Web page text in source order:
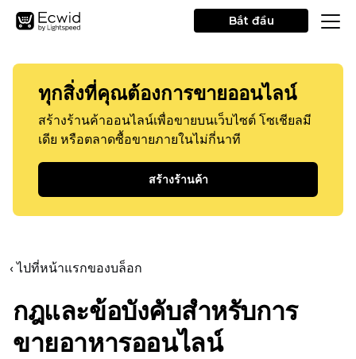
Bắt đầu
ทุกสิ่งที่คุณต้องการขายออนไลน์
สร้างร้านค้าออนไลน์เพื่อขายบนเว็บไซต์ โซเชียลมี
เดีย หรือตลาดซื้อขายภายในไม่กี่นาที
สร้างร้านค้า
‹ ไปที่หน้าแรกของบล็อก
กฎและข้อบังคับสำหรับการ
ขายอาหารออนไลน์